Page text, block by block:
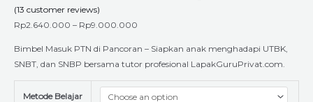
(13 customer reviews)
Rp2.640.000 – Rp9.000.000
Bimbel Masuk PTN di Pancoran – Siapkan anak menghadapi UTBK,
SNBT, dan SNBP bersama tutor profesional LapakGuruPrivat.com.
Metode Belajar